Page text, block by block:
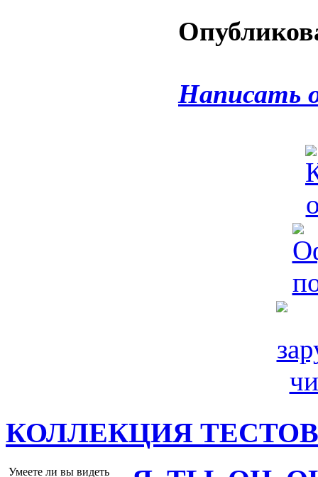
Написать
КОЛЛЕКЦИЯ ТЕСТОВ
Умеете ли вы видеть